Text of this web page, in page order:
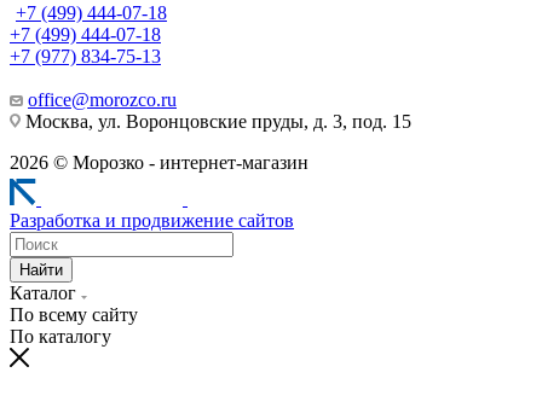
+7 (499) 444-07-18
+7 (499) 444-07-18
+7 (977) 834-75-13
office@morozco.ru
Москва, ул. Воронцовские пруды, д. 3, под. 15
2026 © Морозко - интернет-магазин
Разработка и продвижение сайтов
Найти
Каталог
По всему сайту
По каталогу